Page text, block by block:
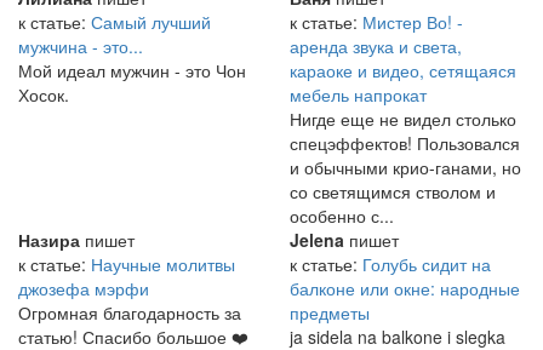
к статье: Самый лучший
мужчина - это...
Мой идеал мужчин - это Чон
Хосок.
к статье: Мистер Во! -
аренда звука и света,
караоке и видео, сетящаяся
мебель напрокат
Нигде еще не видел столько
спецэффектов! Пользовался
и обычными крио-ганами, но
со светящимся стволом и
особенно с...
Назира пишет
к статье: Научные молитвы
джозефа мэрфи
Огромная благодарность за
статью! Спасибо большое ❤️
Jelena пишет
к статье: Голубь сидит на
балконе или окне: народные
предметы
ja sidela na balkone i slegka